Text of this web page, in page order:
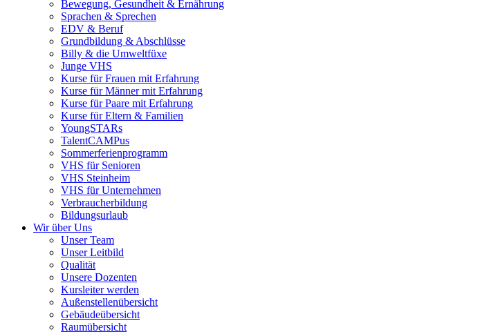
Bewegung, Gesundheit & Ernährung
Sprachen & Sprechen
EDV & Beruf
Grundbildung & Abschlüsse
Billy & die Umweltfüxe
Junge VHS
Kurse für Frauen mit Erfahrung
Kurse für Männer mit Erfahrung
Kurse für Paare mit Erfahrung
Kurse für Eltern & Familien
YoungSTARs
TalentCAMPus
Sommerferienprogramm
VHS für Senioren
VHS Steinheim
VHS für Unternehmen
Verbraucherbildung
Bildungsurlaub
Wir über Uns
Unser Team
Unser Leitbild
Qualität
Unsere Dozenten
Kursleiter werden
Außenstellenübersicht
Gebäudeübersicht
Raumübersicht